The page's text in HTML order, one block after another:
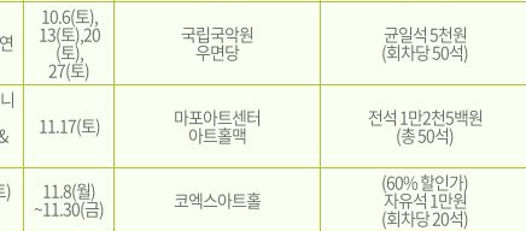
10.6(토),
13(토),20
(토),
27(토)
국립국악원
우면당
균일석 5천원
(회차당 50석)
11.17(토) 마포아트센터
아트홀맥
전석 1만2천5백원
(총 50석)
) 11.8(월)
~11.30(금) 코엑스아트홀
(60% 할인가)
자유석 1만원
(회차당 20석)